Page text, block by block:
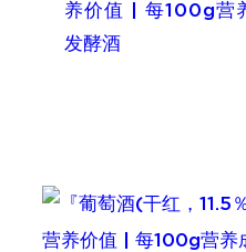
养价值 | 每100g营
发酵酒